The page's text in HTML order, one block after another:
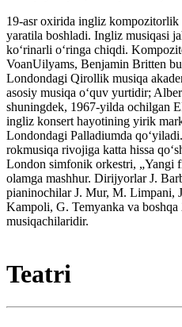
19-asr oxirida ingliz kompozitorlik
yaratila boshladi. Ingliz musiqasi
koʻrinarli oʻringa chiqdi.
VoanUilyams, Benjamin Britten
Londondagi Qirollik musiqa
asosiy musiqa oʻquv yurtidir;
shuningdek, 1967-yilda ochilgan
ingliz konsert hayotining yirik
Londondagi Palladiumda
rokmusiqa rivojiga katta hissa
London simfonik orkestri, „Yangi
olamga mashhur. Dirijyorlar J.
pianinochilar J. Mur, M. Limpani,
Kampoli, G. Temyanka va boshqa
musiqachilaridir.
Teatri